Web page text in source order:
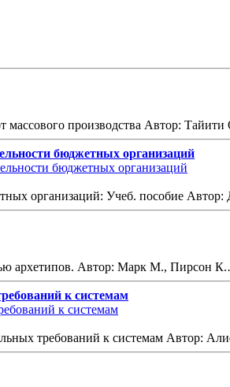
массового производства Автор:
бюджетных организаций
организаций: Учеб. пособие
архетипов. Автор: Марк М., Пирсон
к системам
требований к системам Автор: